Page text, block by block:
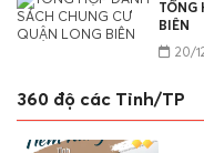
TỔNG
BIÊN
20/
360 độ các Tỉnh/TP